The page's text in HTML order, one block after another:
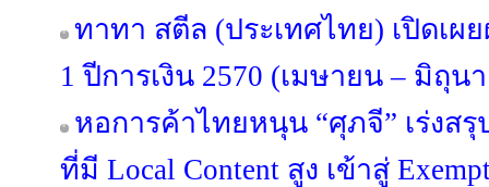
ทาทา สตีล (ประเทศไทย) เปิดเผ
1 ปีการเงิน 2570 (เมษายน – มิถุน
หอการค้าไทยหนุน “ศุภจี” เร่งส
ที่มี Local Content สูง เข้าสู่